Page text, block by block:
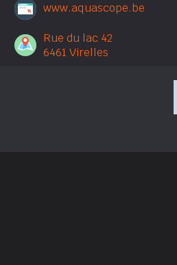
www.aquascope.be
Rue du lac 42
6461 Virelles